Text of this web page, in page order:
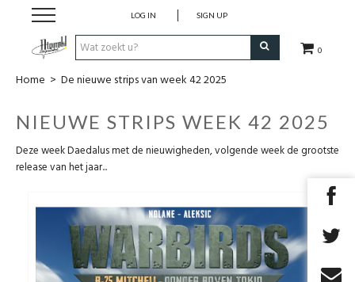
0
LOG IN SIGN UP
Strips
Comics
Nieuwsberichten
Pre release
Cadeaubon
Home > De nieuwe strips van week 42 2025
NIEUWE STRIPS WEEK 42 2025
Deze week Daedalus met de nieuwigheden, volgende week de grootste
release van het jaar...